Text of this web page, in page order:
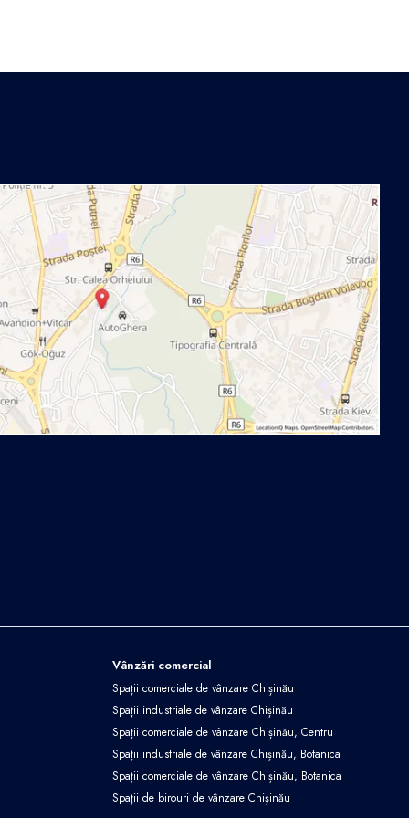
Vânzări comercial
Spații comerciale de vânzare Chișinău
Spații industriale de vânzare Chișinău
Spații comerciale de vânzare Chișinău, Centru
Spații industriale de vânzare Chișinău, Botanica
Spații comerciale de vânzare Chișinău, Botanica
Spații de birouri de vânzare Chișinău